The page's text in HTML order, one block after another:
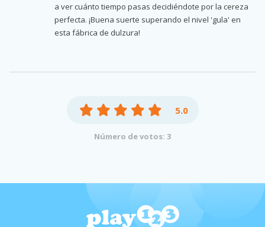
a ver cuánto tiempo pasas decidiéndote por la cereza
perfecta. ¡Buena suerte superando el nivel 'gula' en
esta fábrica de dulzura!
5.0
Número de votos: 3